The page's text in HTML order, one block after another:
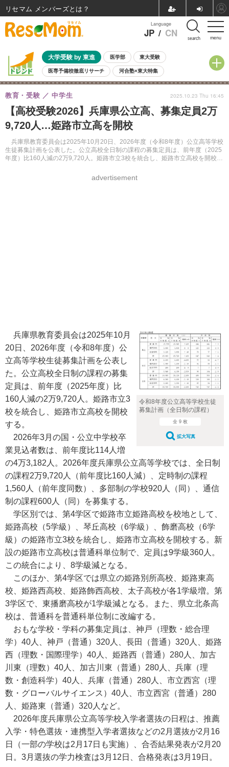
menu
Language
JP / CN search
大学受験 by 東進 医学部 東大受験
医専予備校徹底リサーチ 河合塾×東大特集
親子で考える大学選び 高校受験 中学受験 小学校受験
共通テスト 夏休み
8月開催イベント・WS 全国公立高校 過去問 人気記事
自由研究教材（小学生向け） 自由研究教材（中学生向け）
【高校受験2026】兵庫県公立高、募集定員2万
9,720人…姫路市立高を開校
兵庫県教育委員会は2025年10月20日、2026年度（令和8年度）公立高等学校
生徒募集計画を公表した。公立高校全日制の課程の募集定員は、前年度（2025
年度）比160人減の2万9,720人。姫路市立3校を統合し、姫路市立高校を開校す
教育・受験 中学生
advertisement
2025.10.23 Thu 16:45
令和8年度公立高等学校生徒
募集計画（全日制の課程）
全 9 枚
拡大写真
兵庫県教育委員会は2025年10月
20日、2026年度（令和8年度）公
立高等学校生徒募集計画を公表し
た。公立高校全日制の課程の募集
定員は、前年度（2025年度）比
160人減の2万9,720人。姫路市立3
校を統合し、姫路市立高校を開校
する。
2026年3月の国・公立中学校卒
業見込者数は、前年度比114人増
の4万3,182人。2026年度兵庫県公立高等学校では、全日制
の課程2万9,720人（前年度比160人減）、定時制の課程
1,560人（前年度同数）、多部制の学校920人（同）、通信
制の課程600人（同）を募集する。
学区別では、第4学区で姫路市立姫路高校を校地として、
姫路高校（5学級）、琴丘高校（6学級）、飾磨高校（6学
級）の姫路市立3校を統合し、姫路市立高校を開校する。新
設の姫路市立高校は普通科単位制で、定員は9学級360人。
この統合により、8学級減となる。
このほか、第4学区では県立の姫路別所高校、姫路東高
校、姫路西高校、姫路飾西高校、太子高校が各1学級増。第
3学区で、東播磨高校が1学級減となる。また、県立北条高
校は、普通科を普通科単位制に改編する。
おもな学校・学科の募集定員は、神戸（理数・総合理
学）40人、神戸（普通）320人、長田（普通）320人、姫路
西（理数・国際理学）40人、姫路西（普通）280人、加古
川東（理数）40人、加古川東（普通）280人、兵庫（理
数・創造科学）40人、兵庫（普通）280人、市立西宮（理
数・グローバルサイエンス）40人、市立西宮（普通）280
人、姫路東（普通）320人など。
2026年度兵庫県公立高等学校入学者選抜の日程は、推薦
入学・特色選抜・連携型入学者選抜などの2月選抜が2月16
日（一部の学校は2月17日も実施）、合否結果発表が2月20
日。3月選抜の学力検査は3月12日、合格発表は3月19日。
リセマム メンバーズ